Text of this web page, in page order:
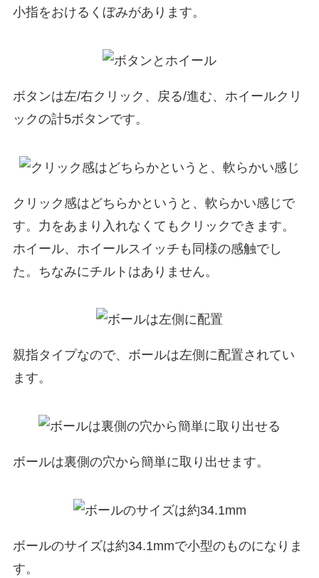
小指をおけるくぼみがあります。
ボタンは左/右クリック、戻る/進む、ホイールクリ
ックの計5ボタンです。
クリック感はどちらかというと、軟らかい感じで
す。力をあまり入れなくてもクリックできます。
ホイール、ホイールスイッチも同様の感触でし
た。ちなみにチルトはありません。
親指タイプなので、ボールは左側に配置されてい
ます。
ボールは裏側の穴から簡単に取り出せます。
ボールのサイズは約34.1mmで小型のものになりま
す。